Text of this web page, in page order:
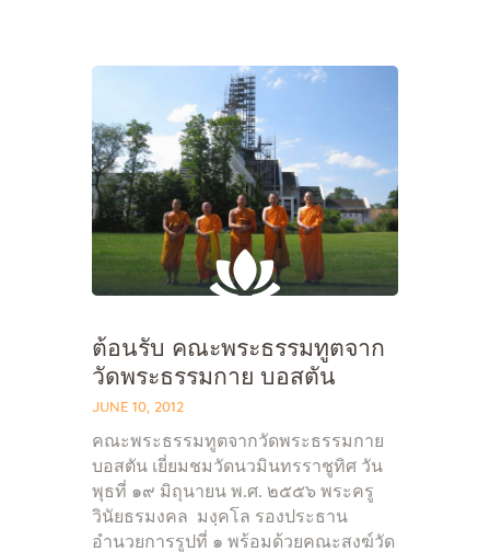
Home
About Us
Sunday School
Classes & Events
News
Galleries
Contact Us
ต้อนรับ คณะพระธรรมทูตจาก
วัดพระธรรมกาย บอสตัน
JUNE 10, 2012
คณะพระธรรมทูตจากวัดพระธรรมกาย
บอสตัน เยี่ยมชมวัดนวมินทรราชูทิศ วัน
พุธที่ ๑๙ มิถุนายน พ.ศ. ๒๕๕๖ พระครู
วินัยธรมงคล มงฺคโล รองประธาน
อำนวยการรูปที่ ๑ พร้อมด้วยคณะสงฆ์วัด